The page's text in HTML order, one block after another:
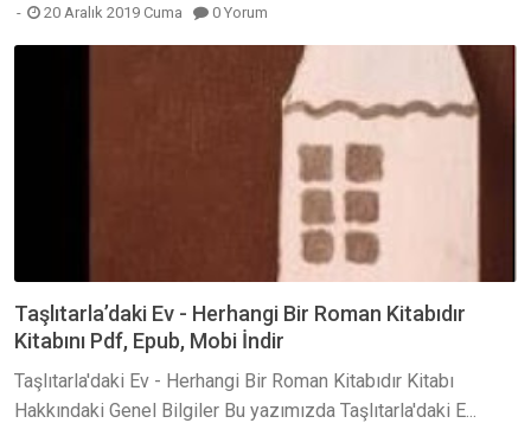
20 Aralık 2019 Cuma 0 Yorum
Taşlıtarla’daki Ev - Herhangi Bir Roman Kitabıdır
Kitabını Pdf, Epub, Mobi İndir
Taşlıtarla'daki Ev - Herhangi Bir Roman Kitabıdır Kitabı
Hakkındaki Genel Bilgiler Bu yazımızda Taşlıtarla'daki E...